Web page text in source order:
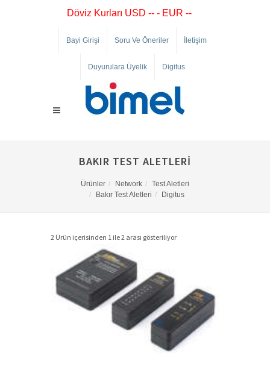
Döviz Kurları USD -- - EUR --
Bayi Girişi Soru Ve Öneriler İletişim
Duyurulara Üyelik Digitus
BAKIR TEST ALETLERI
Ürünler Network
Test Aletleri
Bakır Test Aletleri
Digitus
2 Ürün içerisinden 1 ile 2 arası gösteriliyor